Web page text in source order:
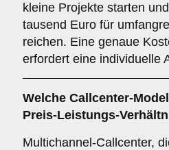
kleine Projekte starten
tausend Euro für
reichen. Eine genaue
erfordert eine individuelle
Welche Callcenter-
Preis-Leistungs-
Multichannel-Callcenter,